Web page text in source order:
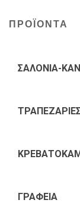
ΠΡΟΪΟΝΤΑ
ΣΑΛΟΝΙΑ-
ΤΡΑΠΕΖΑΡΙΕΣ
ΓΡΑΦΕΙΑ